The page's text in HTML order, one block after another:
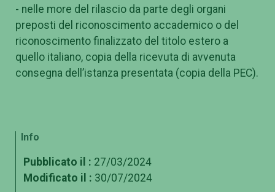
- nelle more del rilascio da parte degli organi
preposti del riconoscimento accademico o del
riconoscimento finalizzato del titolo estero a
quello italiano, copia della ricevuta di avvenuta
consegna dell’istanza presentata (copia della PEC).
Info
Pubblicato il : 27/03/2024
Modificato il : 30/07/2024